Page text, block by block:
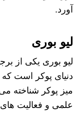
آورد.
لیو بوری
لیو بوری یکی از
دنیای پوکر است که
میز پوکر شناخته
علمی و فعالیت‌